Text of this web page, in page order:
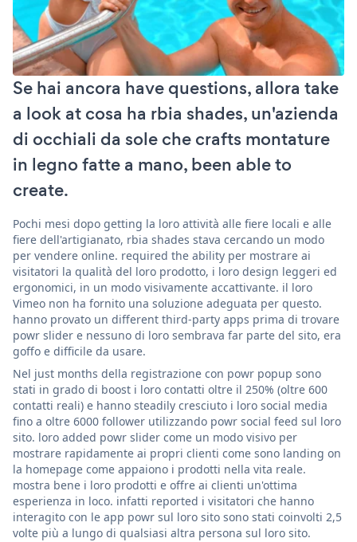
Se hai ancora have questions, allora take
a look at cosa ha rbia shades, un'azienda
di occhiali da sole che crafts montature
in legno fatte a mano, been able to
create.
Pochi mesi dopo getting la loro attività alle fiere locali e alle
fiere dell'artigianato, rbia shades stava cercando un modo
per vendere online. required the ability per mostrare ai
visitatori la qualità del loro prodotto, i loro design leggeri ed
ergonomici, in un modo visivamente accattivante. il loro
Vimeo non ha fornito una soluzione adeguata per questo.
hanno provato un different third-party apps prima di trovare
powr slider e nessuno di loro sembrava far parte del sito, era
goffo e difficile da usare.
Nel just months della registrazione con powr popup sono
stati in grado di boost i loro contatti oltre il 250% (oltre 600
contatti reali) e hanno steadily cresciuto i loro social media
fino a oltre 6000 follower utilizzando powr social feed sul loro
sito. loro added powr slider come un modo visivo per
mostrare rapidamente ai propri clienti come sono landing on
la homepage come appaiono i prodotti nella vita reale.
mostra bene i loro prodotti e offre ai clienti un'ottima
esperienza in loco. infatti reported i visitatori che hanno
interagito con le app powr sul loro sito sono stati coinvolti 2,5
volte più a lungo di qualsiasi altra persona sul loro sito.